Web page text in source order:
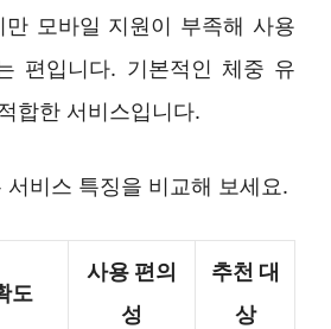
모바일 지원이 부족해 사용
편입니다. 기본적인 체중 유
합한 서비스입니다.
서비스 특징을 비교해 보세요.
도
사용 편의
성
추천 대
상